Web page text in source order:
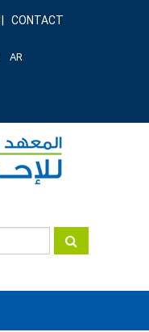
CONTACT
AR